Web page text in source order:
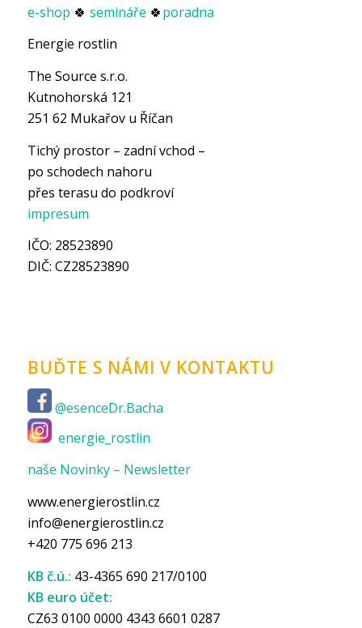
e-shop 🍀 semináře 🍀poradna
Energie rostlin
The Source s.r.o.
Kutnohorská 121
251 62 Mukařov u Říčan
Tichý prostor – zadní vchod –
po schodech nahoru
přes terasu do podkroví
impresum
IČO: 28523890
DIČ: CZ28523890
BUĎTE S NÁMI V KONTAKTU
@esenceDr.Bacha
energie_rostlin
naše Novinky – Newsletter
www.energierostlin.cz
info@energierostlin.cz
+420 775 696 213
KB č.ú.: 43-4365 690 217/0100
KB euro účet:
CZ63 0100 0000 4343 6601 0287